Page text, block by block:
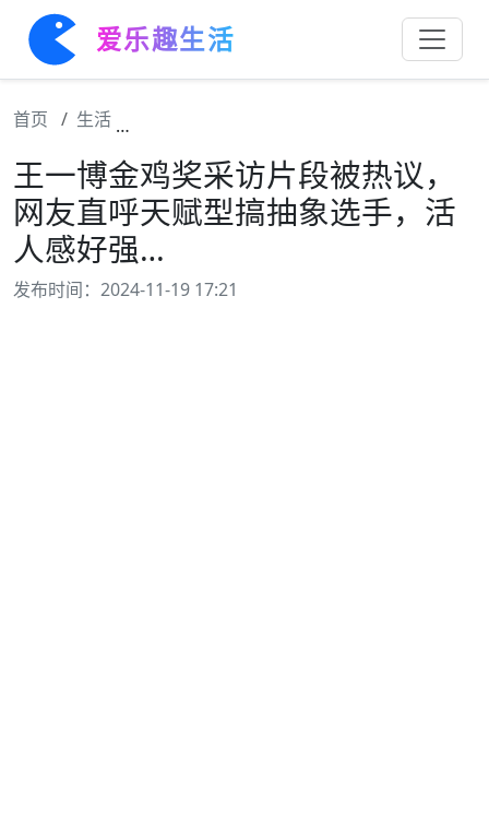
爱乐趣生活
首页 生活
王一博金鸡奖采访片段被热议，
网友直呼天赋型搞抽象选手，活
人感好强…
发布时间：2024-11-19 17:21